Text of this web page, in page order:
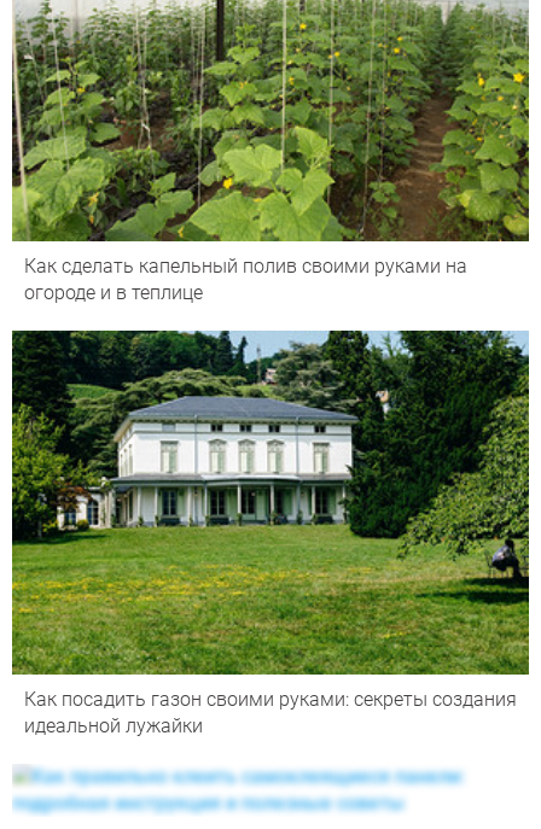
Как сделать капельный полив своими руками на
огороде и в теплице
Как посадить газон своими руками: секреты создания
идеальной лужайки